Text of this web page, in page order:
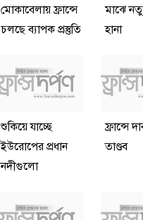
মোকাবেলায় ফ্রান্সে
চলছে ব্যাপক প্রস্তুতি
মাঝে
হানা
শুকিয়ে যাচ্ছে
ইউরোপের প্রধান
নদীগুলো
ফ্রান্সে
তাণ্ডব